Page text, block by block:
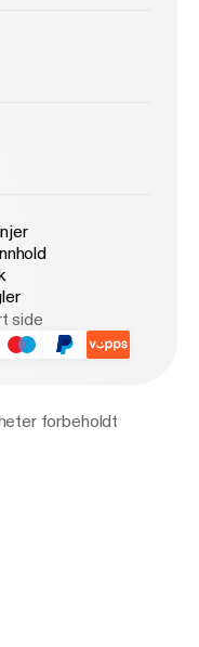
side
forbeholdt